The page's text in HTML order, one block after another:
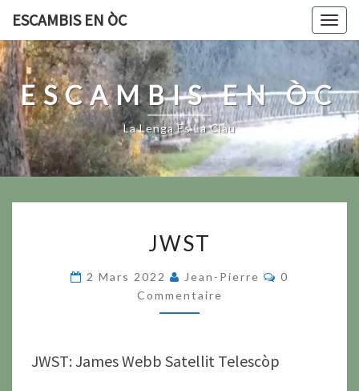
content
ESCAMBIS EN ÒC
ESCAMBIS EN ÒC
La Lenga Es La Clau
JWST
2 Mars 2022 Jean-Pierre
0
Commentaire
JWST: James Webb Satellit Telescòp